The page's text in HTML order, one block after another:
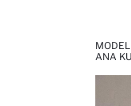
ANA